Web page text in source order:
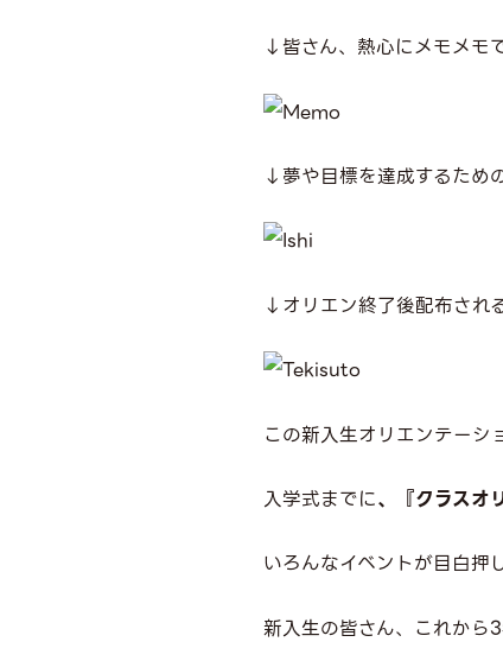
↓皆さん、熱心にメモメモ
↓夢や目標を達成するた
↓オリエン終了後配布され
この新入生オリエンテーシ
入学式までに、『クラスオ
いろんなイベントが目白押
新入生の皆さん、これから